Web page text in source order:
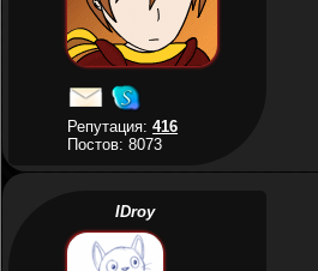
Репутация:416
Постов: 8073
IDroy